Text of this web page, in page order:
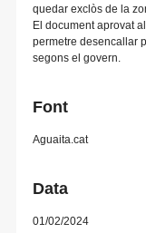
quedar exclòs de la
El document aprovat
permetre desencallar
segons el govern.
Font
Aguaita.cat
Data
01/02/2024